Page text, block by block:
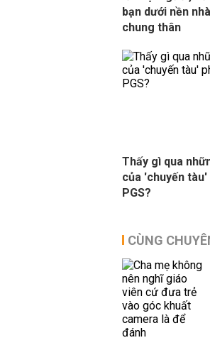
bạn dưới nền
chung thân
Thấy gì qua
của 'chuyến tàu'
PGS?
CÙNG